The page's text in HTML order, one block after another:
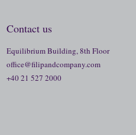
Contact us
Equilibrium Building, 8th Floor
office@filipandcompany.com
+40 21 527 2000